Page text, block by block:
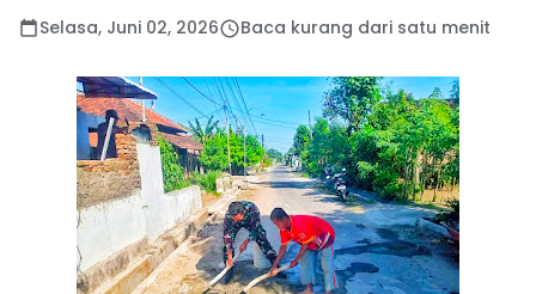
Selasa, Juni 02, 2026 Baca kurang dari satu menit